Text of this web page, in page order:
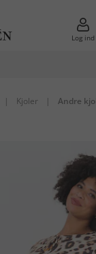
Log ind
| Kjoler | Andre